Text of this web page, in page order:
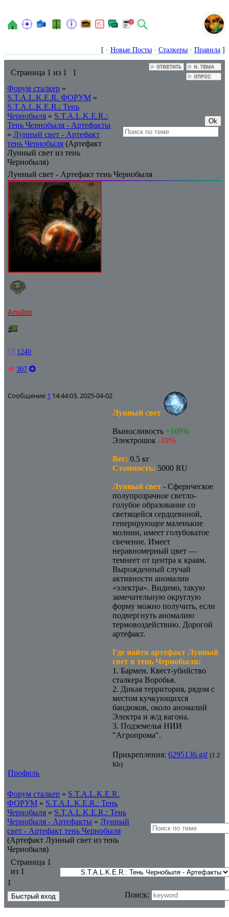
N
[ · Новые Посты · Сталкеры · Правила ]
Страница 1 из 1
1
Форум сталкер »
S.T.A.L.K.E.R. ФОРУМ »
S.T.A.L.K.E.R.: Тень
Чернобыля » S.T.A.L.K.E.R.:
Тень Чернобыля - Артефакты
» Лунный свет - Артефакт
тень Чернобыля (Артефакт
Лунный свет из тень
Чернобыля)
Лунный свет - Артефакт тень Чернобыля
Anubis
1240
307
Сообщение 1 14:44:03, 2025-04-02
Лунный свет
Выносливость +109%
Электрошок-10%
Вес: 0.5 кг
Стоимость: 5000 RU
Лунный свет - Сферическое
полупрозрачное светло-
голубое образование со
светящейся сердцевиной,
генерирующее маленькие
молнии, имеет голубоватое
свечение. Имеет
неравномерный цвет —
темнеет от центра к краям.
Вырожденный случай
активности аномалии
«электра». Видимо, такую
замечательную округлую
форму можно получить, если
подвергнуть аномалию
термовоздействию. Дорогой
артефакт.
Где найти артефакт Лунный
свет в тень Чернобыля:
1. Бармен. Квест-убийство
сталкера Воробья.
2. Дикая территория, рядом с
местом кучкующихся
бандюков, около аномалий
Электра и ж/д вагона.
3. Подземелья НИИ
"Агропрома".
Прикрепления:6295136.gif (1.2
Kb)
Профиль
Форум сталкер » S.T.A.L.K.E.R.
ФОРУМ » S.T.A.L.K.E.R.: Тень
Чернобыля » S.T.A.L.K.E.R.: Тень
Чернобыля - Артефакты » Лунный
свет - Артефакт тень Чернобыля
(Артефакт Лунный свет из тень
Чернобыля)
Страница 1
из 1
1
Поиск: